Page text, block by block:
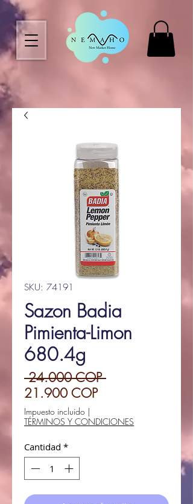
SKU: 74191
Sazon Badia
Pimienta-Limon
680.4g
24.000 COP Precio
21.900 COPPrecio
oferta
Impuesto incluido |
TÉRMINOS Y CONDICIONES
Cantidad *